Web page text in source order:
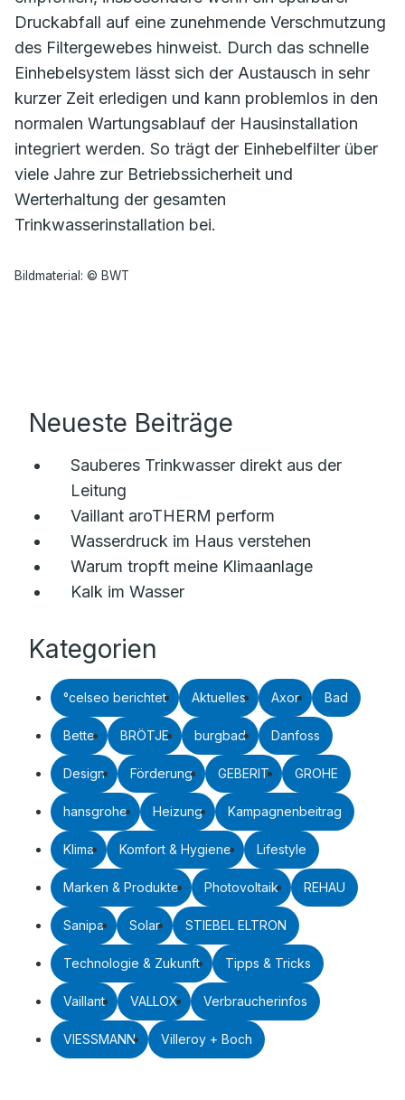
Druckabfall auf eine zunehmende Verschmutzung
des Filtergewebes hinweist. Durch das schnelle
Einhebelsystem lässt sich der Austausch in sehr
kurzer Zeit erledigen und kann problemlos in den
normalen Wartungsablauf der Hausinstallation
integriert werden. So trägt der Einhebelfilter über
viele Jahre zur Betriebssicherheit und
Werterhaltung der gesamten
Trinkwasserinstallation bei.
Bildmaterial: © BWT
Neueste Beiträge
Sauberes Trinkwasser direkt aus der
Leitung
Vaillant aroTHERM perform
Wasserdruck im Haus verstehen
Warum tropft meine Klimaanlage
Kalk im Wasser
Kategorien
°celseo berichtet Aktuelles Axor Bad
Bette BRÖTJE burgbad Danfoss
Design Förderung GEBERIT GROHE
hansgrohe Heizung Kampagnenbeitrag
Klima Komfort & Hygiene Lifestyle
Marken & Produkte Photovoltaik REHAU
Sanipa Solar STIEBEL ELTRON
Technologie & Zukunft Tipps & Tricks
Vaillant VALLOX Verbraucherinfos
VIESSMANN Villeroy + Boch